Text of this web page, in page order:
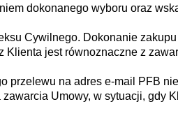
dokonanego wyboru oraz
Cywilnego. Dokonanie
Klienta jest równoznaczne z
przelewu na adres e-mail PFB
Umowy, w sytuacji, gdy